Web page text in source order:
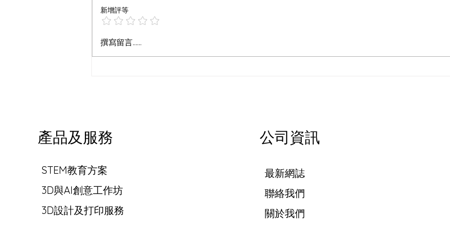
創新3D設計作品集
新增評等
撰寫留言......
產品及服務
STEM教育方案
3D與AI創意工作坊
3D設計及打印服務
公司資訊
最新網誌
聯絡我們
關於我們